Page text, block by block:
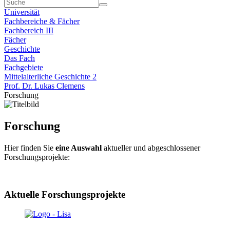
Universität
Fachbereiche & Fächer
Fachbereich III
Fächer
Geschichte
Das Fach
Fachgebiete
Mittelalterliche Geschichte 2
Prof. Dr. Lukas Clemens
Forschung
Forschung
Hier finden Sie eine Auswahl aktueller und abgeschlossener
Forschungsprojekte:
Aktuelle Forschungsprojekte